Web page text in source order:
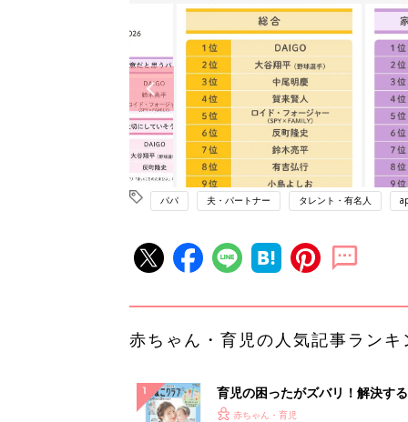
パパ 夫・パートナー タレント・有名人
赤ちゃん・育児の人気記事ランキ
育児の困ったがズバリ！解決す
『ひよこクラブ 夏号』 4カ月
赤ちゃん・育児